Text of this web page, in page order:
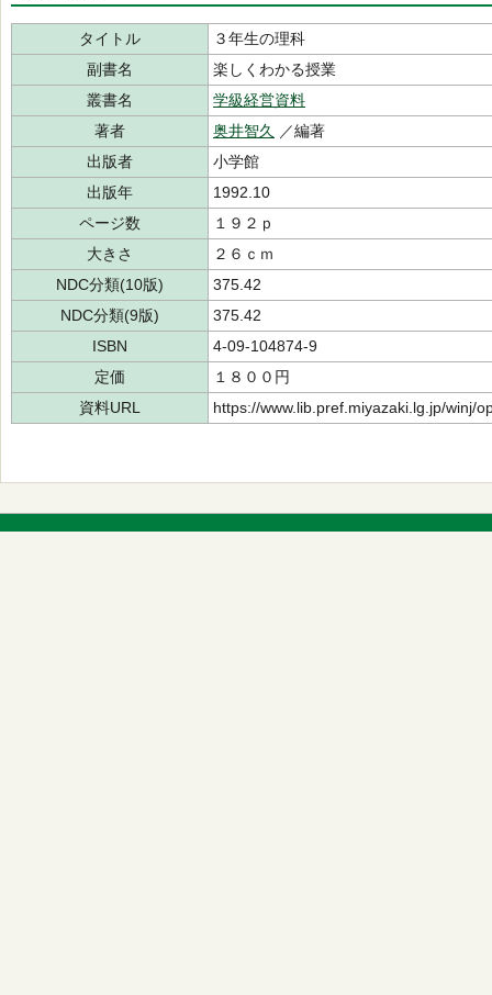
タイトル
３年生の理科
副書名
楽しくわかる授業
叢書名
学級経営資料
著者
奥井智久
／編著
出版者
小学館
出版年
1992.10
ページ数
１９２ｐ
大きさ
２６ｃｍ
NDC分類(10版)
375.42
NDC分類(9版)
375.42
ISBN
4-09-104874-9
定価
１８００円
資料URL
https://www.lib.pref.miyazaki.lg.jp/winj/